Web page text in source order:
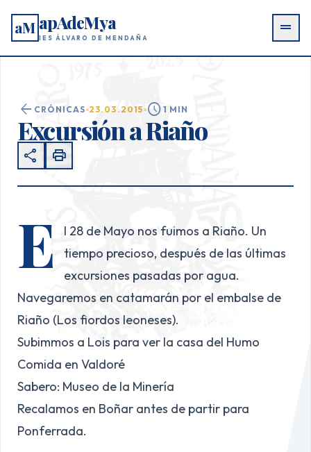
aM apAdeMya
IES ÁLVARO DE MENDAÑA drag_handle
arrow_back CRÓNICAS 23.03.2015 schedule 1 MIN
Excursión a Riaño
share print
E
l 28 de Mayo nos fuimos a Riaño. Un
tiempo precioso, después de las últimas
excursiones pasadas por agua.
Navegaremos en catamarán por el embalse de
Riaño (Los fiordos leoneses).
Subimmos a Lois para ver la casa del Humo
Comida en Valdoré
Sabero: Museo de la Minería
Recalamos en Boñar antes de partir para
Ponferrada.